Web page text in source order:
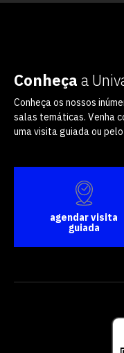
Conheça a
Conheça os nossos
salas temáticas. Venha
uma visita guiada ou pelo
agendar visita
guiada